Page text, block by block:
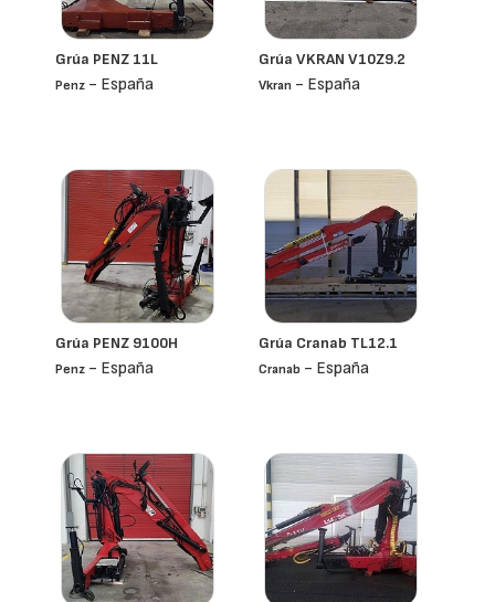
Grúa PENZ 11L
Penz - España
Grúa VKRAN V10Z9.2
Vkran - España
Grúa PENZ 9100H
Penz - España
Grúa Cranab TL12.1
Cranab - España